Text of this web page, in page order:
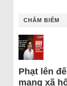
CHÂM BIẾM
Phạt lên
mạng xã